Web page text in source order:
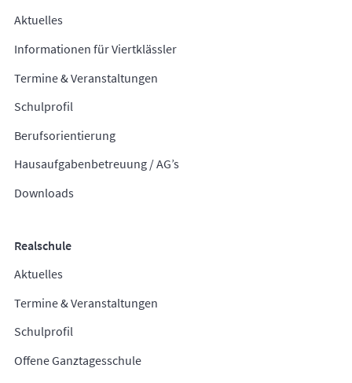
Aktuelles
Informationen für Viertklässler
Termine & Veranstaltungen
Schulprofil
Berufsorientierung
Hausaufgabenbetreuung / AG’s
Downloads
Realschule
Aktuelles
Termine & Veranstaltungen
Schulprofil
Offene Ganztagesschule